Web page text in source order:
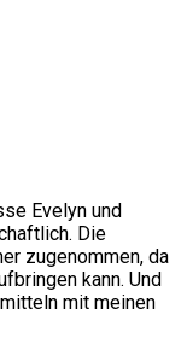
Evelyn und
Die
zugenommen, da
kann. Und
mit meinen